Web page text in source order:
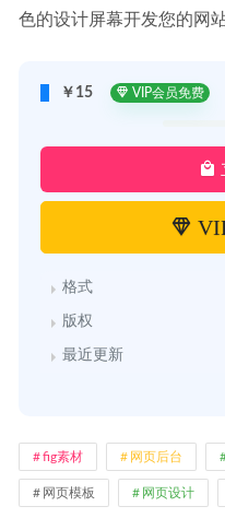
色的设计屏幕开发您的网
￥15 VIP会员免费
格式
版权
最近更新
fig素材 网页后台
网页模板 网页设计